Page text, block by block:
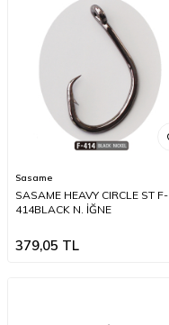
Sasame
SASAME HEAVY CIRCLE ST F-
414BLACK N. İĞNE
379,05 TL